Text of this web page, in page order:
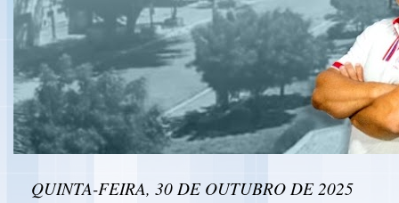
QUINTA-FEIRA, 30 DE OUTUBRO DE 2025